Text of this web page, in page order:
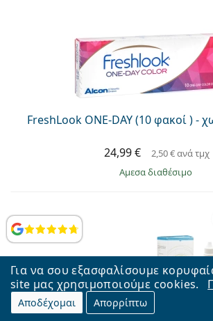
Για να σου εξασφαλίσουμε
site μας χρησιμοποιούμε cookies.
Αποδέχομαι Απορρίπτω
Αξιολογήσεις
FreshLook ONE-DAY (10 φακοί ) -
24,99 € 2,50 €ανά τμχ
άμεσα διαθέσιμο